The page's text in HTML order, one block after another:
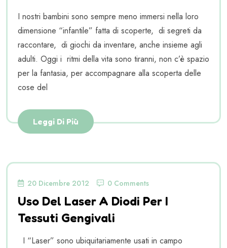
I nostri bambini sono sempre meno immersi nella loro
dimensione “infantile” fatta di scoperte, di segreti da
raccontare, di giochi da inventare, anche insieme agli
adulti. Oggi i ritmi della vita sono tiranni, non c’è spazio
per la fantasia, per accompagnare alla scoperta delle
cose del
Leggi Di Più
20 Dicembre 2012 0 Comments
Uso Del Laser A Diodi Per I
Tessuti Gengivali
I “Laser” sono ubiquitariamente usati in campo